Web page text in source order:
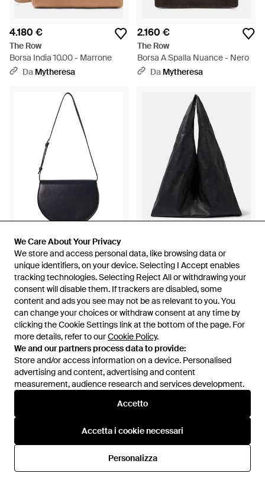
We Care About Your Privacy
We store and access personal data, like browsing data or
unique identifiers, on your device. Selecting I Accept enables
tracking technologies. Selecting Reject All or withdrawing your
consent will disable them. If trackers are disabled, some
content and ads you see may not be as relevant to you. You
can change your choices or withdraw consent at any time by
clicking the Cookie Settings link at the bottom of the page. For
more details, refer to ourCookie Policy.
We and our partners process data to provide:
Store and/or access information on a device. Personalised
advertising and content, advertising and content
measurement, audience research and services development.
Accetto
Accetta i cookie necessari
Personalizza
We Care About Your Privacy
We store and access personal data, like browsing data or
unique identifiers, on your device. Selecting I Accept enables
tracking technologies. Selecting Reject All or withdrawing your
consent will disable them. If trackers are disabled, some
content and ads you see may not be as relevant to you. You
can change your choices or withdraw consent at any time by
clicking the Cookie Settings link at the bottom of the page. For
more details, refer to ourCookie Policy.
We and our partners process data to provide:
Store and/or access information on a device. Personalised
advertising and content, advertising and content
measurement, audience research and services development.
Accetto
Accetta i cookie necessari
Personalizza
4.180 €
The Row
Borsa India 10.00 - Marrone
Da Mytheresa
2.160 €
The Row
Borsa A Spalla Nuance - Nero
Da Mytheresa
2.770 €
The Row
Borsa A Tracolla Canteen -
NeroDaTESSABIT
The Row
Borsa Bindle Medium - Nero
Da Mytheresa
3.240 €